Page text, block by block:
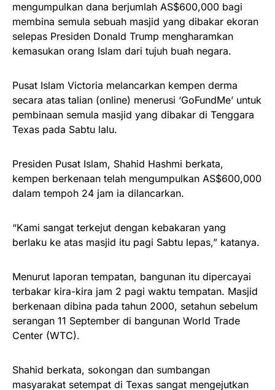
mengumpulkan dana berjumlah AS$600,000 bagi
membina semula sebuah masjid yang dibakar ekoran
selepas Presiden Donald Trump mengharamkan
kemasukan orang Islam dari tujuh buah negara.
Pusat Islam Victoria melancarkan kempen derma
secara atas talian (online) menerusi ‘GoFundMe’ untuk
pembinaan semula masjid yang dibakar di Tenggara
Texas pada Sabtu lalu.
Presiden Pusat Islam, Shahid Hashmi berkata,
kempen berkenaan telah mengumpulkan AS$600,000
dalam tempoh 24 jam ia dilancarkan.
“Kami sangat terkejut dengan kebakaran yang
berlaku ke atas masjid itu pagi Sabtu lepas,” katanya.
Menurut laporan tempatan, bangunan itu dipercayai
terbakar kira-kira jam 2 pagi waktu tempatan. Masjid
berkenaan dibina pada tahun 2000, setahun sebelum
serangan 11 September di bangunan World Trade
Center (WTC).
Shahid berkata, sokongan dan sumbangan
masyarakat setempat di Texas sangat mengejutkan